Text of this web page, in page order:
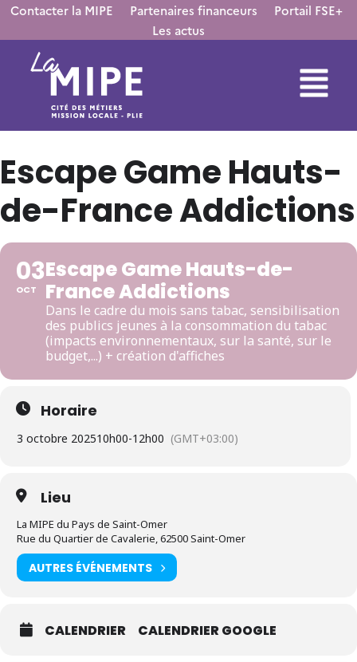
Contacter la MIPE Partenaires financeurs
Portail FSE+
Les actus
Escape Game Hauts-
de-France Addictions
03
OCT
Escape Game Hauts-de-
France Addictions
Dans le cadre du mois sans tabac, sensibilisation
des publics jeunes à la consommation du tabac
(impacts environnementaux, sur la santé, sur le
budget,...) + création d'affiches
Horaire
3 octobre 202510h00-12h00 (GMT+03:00)
Lieu
La MIPE du Pays de Saint-Omer
Rue du Quartier de Cavalerie, 62500 Saint-Omer
AUTRES ÉVÉNEMENTS
CALENDRIER CALENDRIER GOOGLE